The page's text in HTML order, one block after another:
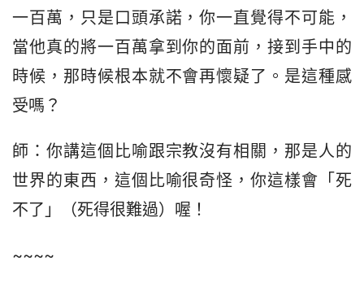
一百萬，只是口頭承諾，你一直覺得不可能，
當他真的將一百萬拿到你的面前，接到手中的
時候，那時候根本就不會再懷疑了。是這種感
受嗎？
師：你講這個比喻跟宗教沒有相關，那是人的
世界的東西，這個比喻很奇怪，你這樣會「死
不了」（死得很難過）喔！
~~~~